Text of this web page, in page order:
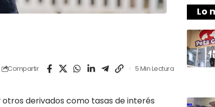
Compartir 5 Min Lectura
derivados como tasas de interés
Lo